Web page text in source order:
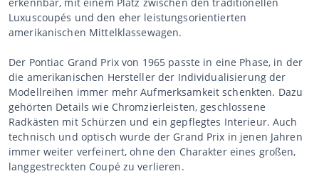
Luxuscoupés und den eher leistungsorientierten
amerikanischen Mittelklassewagen.
Der Pontiac Grand Prix von 1965 passte in eine Phase, in der
die amerikanischen Hersteller der Individualisierung der
Modellreihen immer mehr Aufmerksamkeit schenkten. Dazu
gehörten Details wie Chromzierleisten, geschlossene
Radkästen mit Schürzen und ein gepflegtes Interieur. Auch
technisch und optisch wurde der Grand Prix in jenen Jahren
immer weiter verfeinert, ohne den Charakter eines großen,
langgestreckten Coupé zu verlieren.